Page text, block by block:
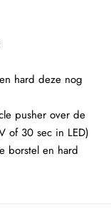
hard deze nog
pusher over de
of 30 sec in LED)
borstel en hard